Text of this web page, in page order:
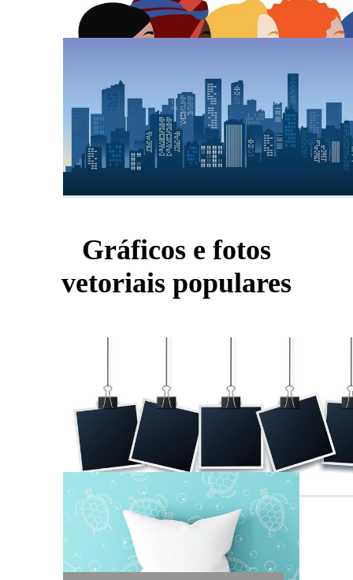
Gráficos e fotos
vetoriais populares